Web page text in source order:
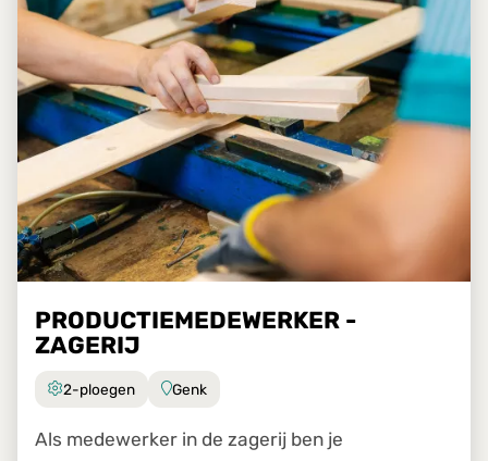
PRODUCTIEMEDEWERKER -
ZAGERIJ
2-ploegen Genk
Als medewerker in de zagerij ben je